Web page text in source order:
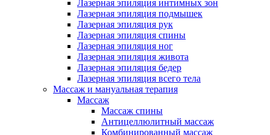
Лазерная эпиляция интимных зон
Лазерная эпиляция подмышек
Лазерная эпиляция рук
Лазерная эпиляция спины
Лазерная эпиляция ног
Лазерная эпиляция живота
Лазерная эпиляция бедер
Лазерная эпиляция всего тела
Массаж и мануальная терапия
Массаж
Массаж спины
Антицеллюлитный массаж
Комбинированный массаж